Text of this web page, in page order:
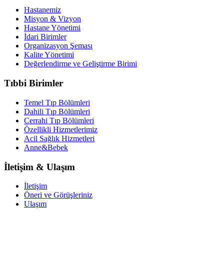
Hastanemiz
Misyon & Vizyon
Hastane Yönetimi
İdari Birimler
Organizasyon Şeması
Kalite Yönetimi
Değerlendirme ve Geliştirme Birimi
Tıbbi Birimler
Temel Tıp Bölümleri
Dahili Tıp Bölümleri
Cerrahi Tıp Bölümleri
Özellikli Hizmetlerimiz
Acil Sağlık Hizmetleri
Anne&Bebek
İletişim & Ulaşım
İletişim
Öneri ve Görüşleriniz
Ulaşım